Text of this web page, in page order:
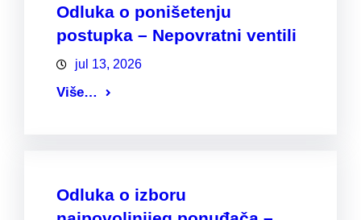
Odluka o ponišetenju
postupka – Nepovratni ventili
jul 13, 2026
Više…
Odluka o izboru